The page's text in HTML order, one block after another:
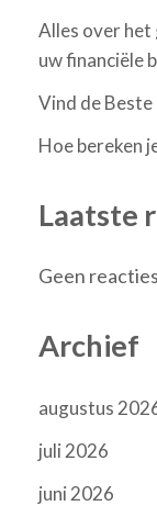
Alles over
uw financiële
Vind de Beste
Hoe bereken
Laatste
Geen
Archief
augustus
juli 2026
juni 2026